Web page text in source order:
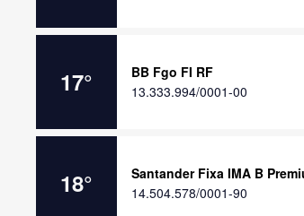
17°
BB Fgo FI RF
13.333.994/0001-00
18°
Santander Fixa IMA B
14.504.578/0001-90